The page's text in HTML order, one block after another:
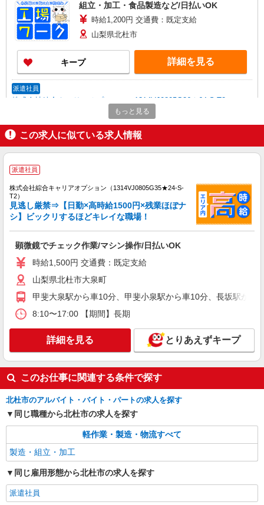
組立・加工・食品製造など/日払いOK
時給1,200円 交通費：既定支給
山梨県北杜市
キープ 詳細を見る
派遣社員
株式会社綜合キャリアオプション（1314VJ0805G36★64-S-T2）
ステレンス鋼製品の組立・チェック/日払いOK
時給1,300円〜1,625円 ※経験・能力による
※時間外・深夜手当含む 【月収例】25万5000円(7
山梨県北杜市長坂町
派遣社員
株式会社綜合キャリアオプション（1314VJ0805G36★46-S-T3）
電池部品の機械操作/日払いOK
時給1,500円 交通費：既定支給
山梨県北杜市
派遣社員
株式会社綜合キャリアオプション（1314VJ0805G35★3-N-T4）
2枚のガラスを合わせる作業アクリルの原料を
流し込み/日払いOK
時給1,150円 交通費：既定支給
山梨県北杜市
キープ 詳細を見る
株式会社テクノ・サービス/お仕事No/0898862
組立・配線・検査作業
時給1600円 月収例：298、000円（月収例21日
実働残業代込）（残業・休日出勤手当て等が含ま
山梨県北杜市 ＊車・バイク通勤OK
もっと見る
この求人に似ている求人情報
派遣社員
株式会社綜合キャリアオプション（1314VJ0805G35★24-S-
T2）
見逃し厳禁⇒【日勤×高時給1500円×残業ほぼナ
シ】ビックリするほどキレイな職場！
顕微鏡でチェック作業/マシン操作/日払いOK
時給1,500円 交通費：既定支給
山梨県北杜市大泉町
甲斐大泉駅から車10分、甲斐小泉駅から車10分、長坂駅か
8:10〜17:00 【期間】長期
詳細を見る とりあえずキープ
このお仕事に関連する条件で探す
北杜市のアルバイト・バイト・パートの求人を探す
同じ職種から北杜市の求人を探す
軽作業・製造・物流すべて
製造・組立・加工
同じ雇用形態から北杜市の求人を探す
派遣社員